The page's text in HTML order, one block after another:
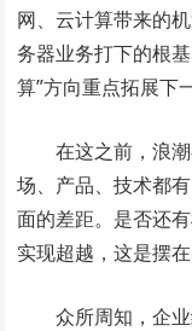
网、云计算带来的
务器业务打下的根
算”方向重点拓展下
在这之前，浪
场、产品、技术都
面的差距。是否还
实现超越，这是摆
众所周知，企